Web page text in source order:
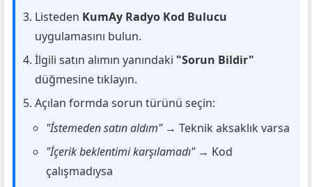
Listeden KumAy Radyo Kod Bulucu
uygulamasını bulun.
İlgili satın alımın yanındaki "Sorun Bildir"
düğmesine tıklayın.
Açılan formda sorun türünü seçin:
"İstemeden satın aldım"→ Teknik aksaklık varsa
"İçerik beklentimi karşılamadı"→ Kod
çalışmadıysa